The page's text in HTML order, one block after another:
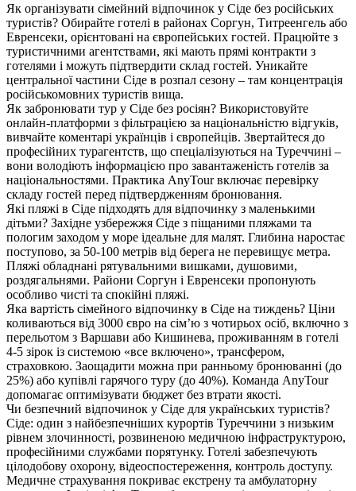
Як організувати сімейний відпочинок у Сіде без російських
туристів? Обирайте готелі в районах Соргун, Титреенгель або
Евренсеки, орієнтовані на європейських гостей. Працюйте з
туристичними агентствами, які мають прямі контракти з
готелями і можуть підтвердити склад гостей. Уникайте
центральної частини Сіде в розпал сезону – там концентрація
російськомовних туристів вища.
Як забронювати тур у Сіде без росіян? Використовуйте
онлайн-платформи з фільтрацією за національністю відгуків,
вивчайте коментарі українців і європейців. Звертайтеся до
професійних турагентств, що спеціалізуються на Туреччині –
вони володіють інформацією про завантаженість готелів за
національностями. Практика AnyTour включає перевірку
складу гостей перед підтвердженням бронювання.
Які пляжі в Сіде підходять для відпочинку з маленькими
дітьми? Західне узбережжя Сіде з піщаними пляжами та
пологим заходом у море ідеальне для малят. Глибина наростає
поступово, за 50-100 метрів від берега не перевищує метра.
Пляжі обладнані рятувальними вишками, душовими,
роздягальнями. Райони Соргун і Евренсеки пропонують
особливо чисті та спокійні пляжі.
Яка вартість сімейного відпочинку в Сіде на тиждень? Ціни
коливаються від 3000 євро на сім’ю з чотирьох осіб, включно з
перельотом з Варшави або Кишинева, проживанням в готелі
4-5 зірок із системою «все включено», трансфером,
страховкою. Заощадити можна при ранньому бронюванні (до
25%) або купівлі гарячого туру (до 40%). Команда AnyTour
допомагає оптимізувати бюджет без втрати якості.
Чи безпечний відпочинок у Сіде для українських туристів?
Сіде: один з найбезпечніших курортів Туреччини з низьким
рівнем злочинності, розвиненою медичною інфраструктурою,
професійними службами порятунку. Готелі забезпечують
цілодобову охорону, відеоспостереження, контроль доступу.
Медичне страхування покриває екстрену та амбулаторну